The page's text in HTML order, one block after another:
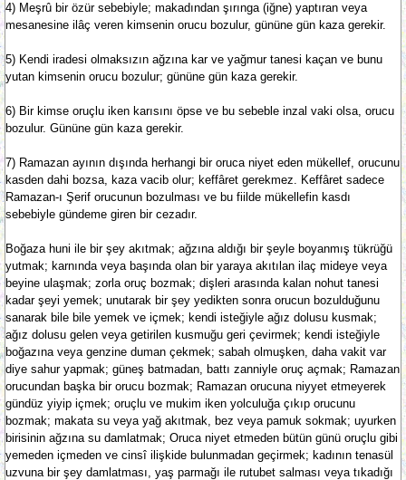
4) Meşrû bir özür sebebiyle; makadından şırınga (iğne) yaptıran veya
mesanesine ilâç veren kimsenin orucu bozulur, gününe gün kaza gerekir.
5) Kendi iradesi olmaksızın ağzına kar ve yağmur tanesi kaçan ve bunu
yutan kimsenin orucu bozulur; gününe gün kaza gerekir.
6) Bir kimse oruçlu iken karısını öpse ve bu sebeble inzal vaki olsa, orucu
bozulur. Gününe gün kaza gerekir.
7) Ramazan ayının dışında herhangi bir oruca niyet eden mükellef, orucunu
kasden dahi bozsa, kaza vacib olur; keffâret gerekmez. Keffâret sadece
Ramazan-ı Şerif orucunun bozulması ve bu fiilde mükellefin kasdı
sebebiyle gündeme giren bir cezadır.
Boğaza huni ile bir şey akıtmak; ağzına aldığı bir şeyle boyanmış tükrüğü
yutmak; karnında veya başında olan bir yaraya akıtılan ilaç mideye veya
beyine ulaşmak; zorla oruç bozmak; dişleri arasında kalan nohut tanesi
kadar şeyi yemek; unutarak bir şey yedikten sonra orucun bozulduğunu
sanarak bile bile yemek ve içmek; kendi isteğiyle ağız dolusu kusmak;
ağız dolusu gelen veya getirilen kusmuğu geri çevirmek; kendi isteğiyle
boğazına veya genzine duman çekmek; sabah olmuşken, daha vakit var
diye sahur yapmak; güneş batmadan, battı zanniyle oruç açmak; Ramazan
orucundan başka bir orucu bozmak; Ramazan orucuna niyyet etmeyerek
gündüz yiyip içmek; oruçlu ve mukim iken yolculuğa çıkıp orucunu
bozmak; makata su veya yağ akıtmak, bez veya pamuk sokmak; uyurken
birisinin ağzına su damlatmak; Oruca niyet etmeden bütün günü oruçlu gibi
yemeden içmeden ve cinsî ilişkide bulunmadan geçirmek; kadının tenasül
uzvuna bir şey damlatması, yaş parmağı ile rutubet salması veya tıkadığı